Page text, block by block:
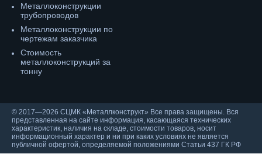
Металлоконструкции
трубопроводов
Металлоконструкции по
чертежам заказчика
Cтоимость
металлоконструкций за
тонну
© 2017—2026 СЦМК «Металлконструкт» Все права защищены. Вся
представленная на сайте информация, касающаяся технических
характеристик, наличия на складе, стоимости товаров, носит
информационный характер и ни при каких условиях не является
публичной офертой, определяемой положениями Статьи 437 ГК РФ